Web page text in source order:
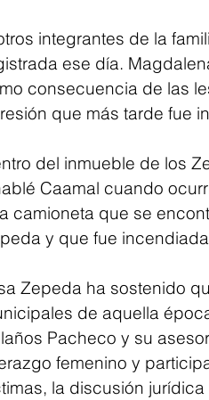
integrantes de la
ese día.
consecuencia de las
que más tarde fue
del inmueble de los
Caamal cuando
camioneta que se
y que fue
Zepeda ha sostenido
de aquella
Pacheco y su
femenino y
la discusión